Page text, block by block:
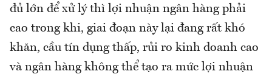
đủ lớn để xử lý thì lợi nhuận ngân hàng phải
cao trong khi, giai đoạn này lại đang rất khó
khăn, cầu tín dụng thấp, rủi ro kinh doanh cao
và ngân hàng không thể tạo ra mức lợi nhuận